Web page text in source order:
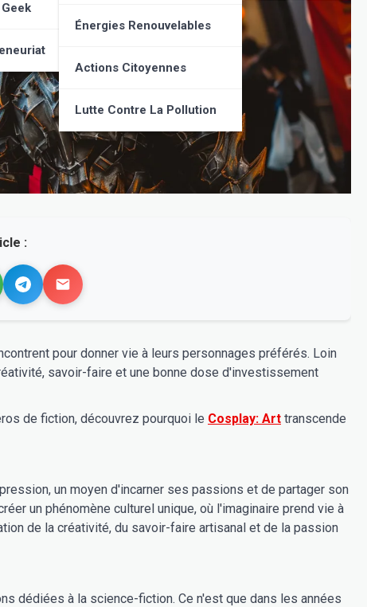
Énergies Renouvelables
Actions Citoyennes
Lutte Contre La Pollution
:
pour donner vie à leurs personnages préférés. Loin
savoir-faire et une bonne dose d'investissement
de fiction, découvrez pourquoi le Cosplay: Art transcende
un moyen d'incarner ses passions et de partager son
un phénomène culturel unique, où l'imaginaire prend vie à
de la créativité, du savoir-faire artisanal et de la passion
dédiées à la science-fiction. Ce n'est que dans les années